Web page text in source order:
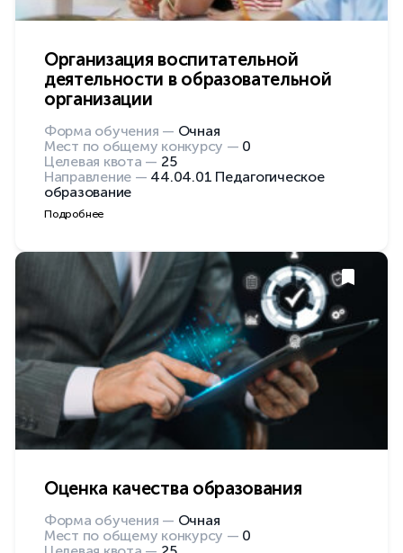
Организация воспитательной
деятельности в образовательной
организации
Форма обучения — Очная
Мест по общему конкурсу — 0
Целевая квота — 25
Направление — 44.04.01 Педагогическое
образование
Подробнее
Оценка качества образования
Форма обучения — Очная
Мест по общему конкурсу — 0